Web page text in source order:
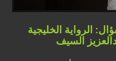
الرواية الخليجية
السيف